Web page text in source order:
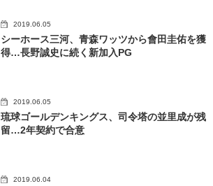
2019.06.05
シーホース三河、青森ワッツから會田圭佑を獲
得…長野誠史に続く新加入PG
2019.06.05
琉球ゴールデンキングス、司令塔の並里成が残
留…2年契約で合意
2019.06.04